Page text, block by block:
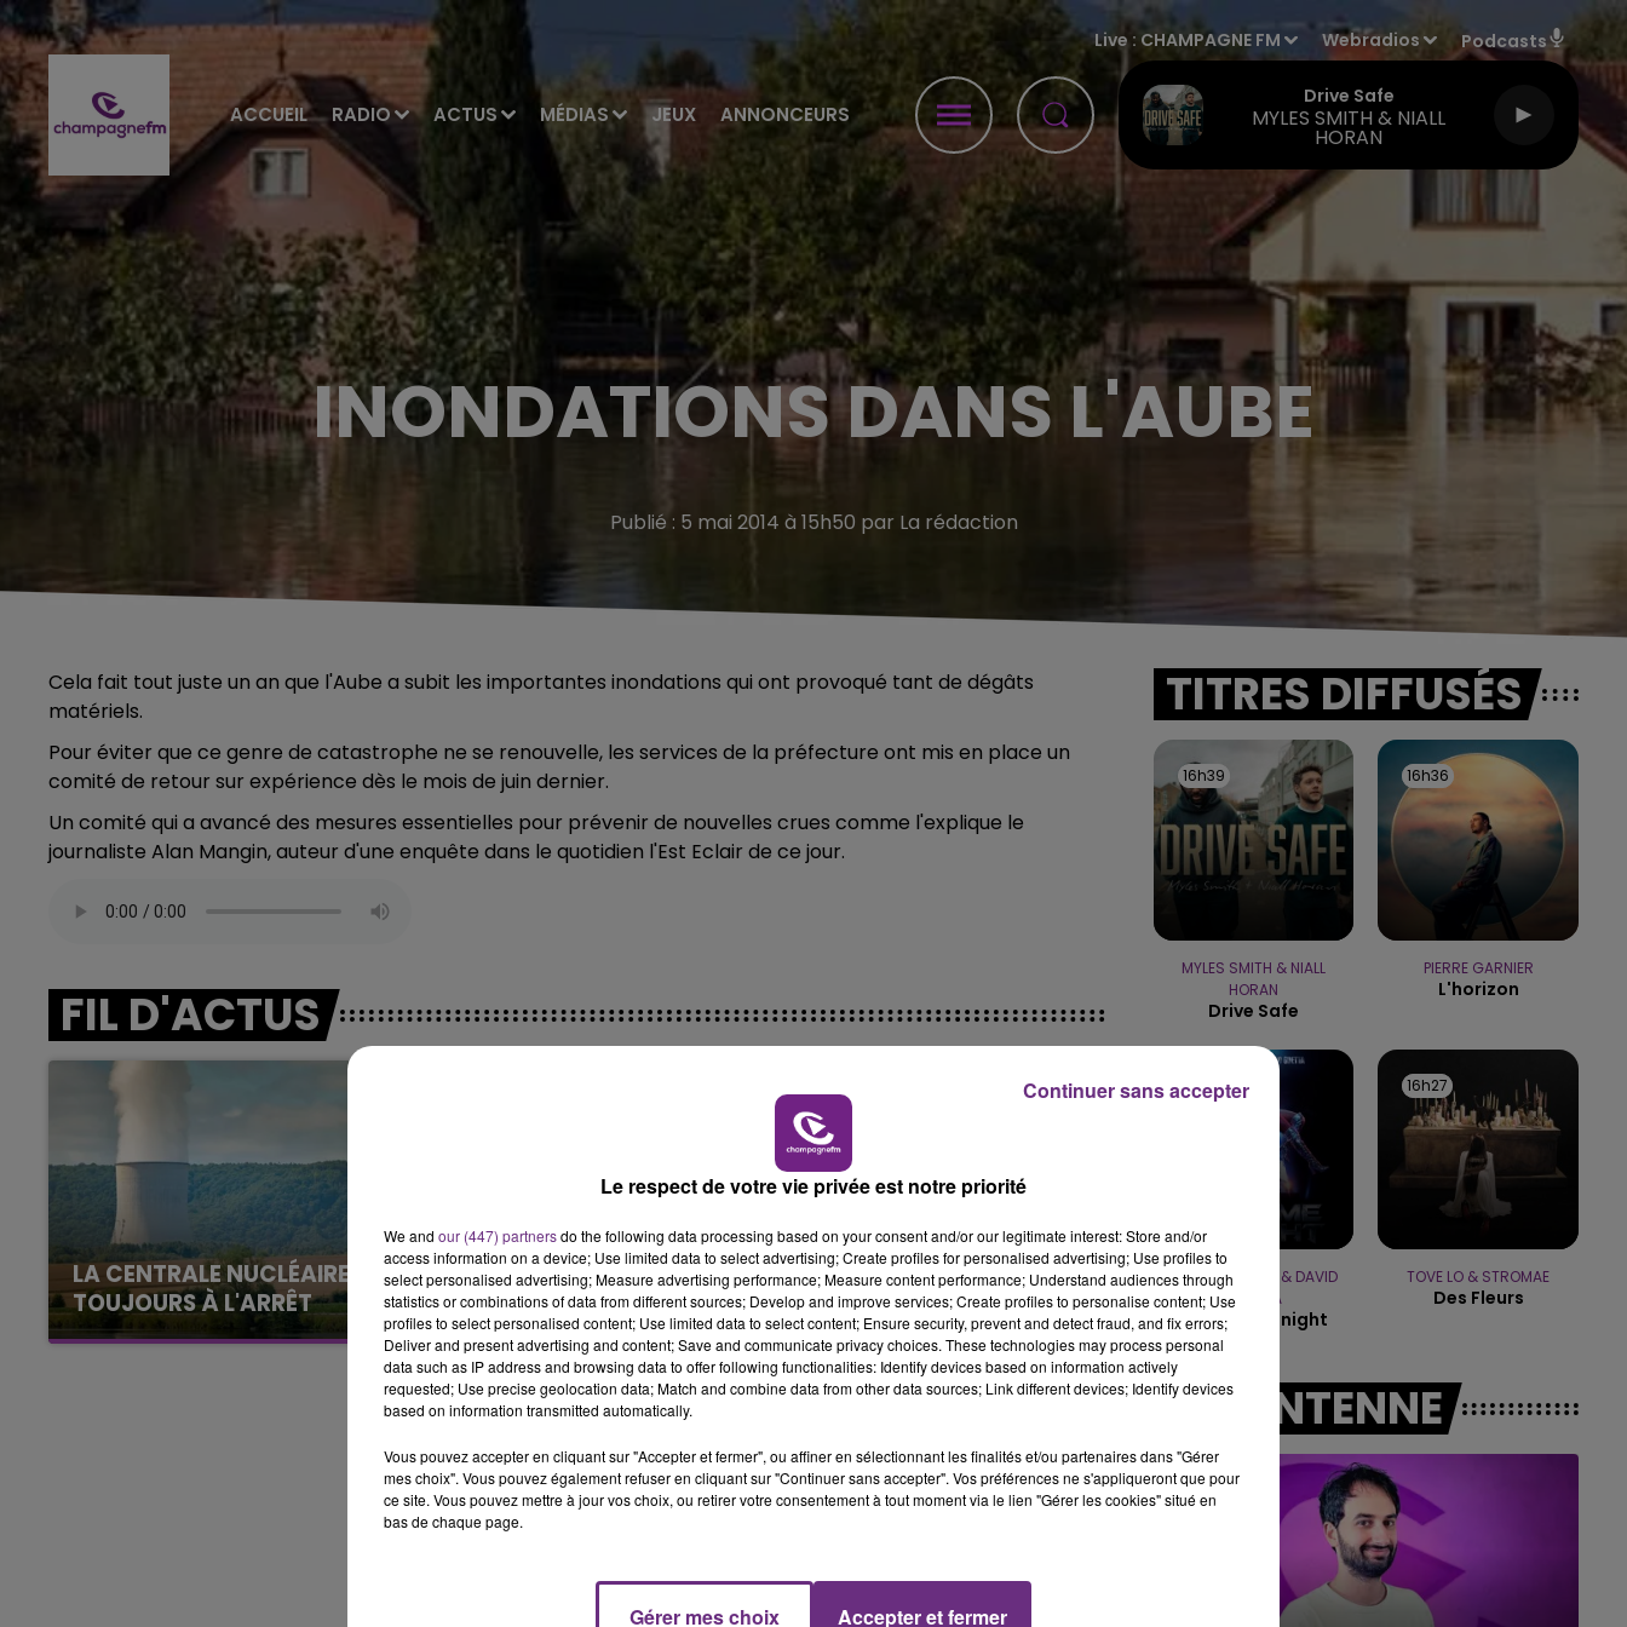
ACCUEIL RADIO ACTUS MÉDIAS JEUX ANNONCEURS
Live : CHAMPAGNE FM Webradios Podcasts
Drive Safe
MYLES SMITH & NIALL
HORAN
LE WEEK-END CHAMPAGNE FM
7h00 - 12h00
LE WEEK-END CHAMPAGNE FM
16h00 - 20h00
LE WEEK-END CHAMPAGNE FM
INONDATIONS DANS L'AUBE
Publié : 5 mai 2014 à 15h50 par La rédaction
Cela fait tout juste un an que l'Aube a subit les importantes inondations qui ont provoqué tant de dégâts
matériels.
Pour éviter que ce genre de catastrophe ne se renouvelle, les services de la préfecture ont mis en place un
comité de retour sur expérience dès le mois de juin dernier.
Un comité qui a avancé des mesures essentielles pour prévenir de nouvelles crues comme l'explique le
journaliste Alan Mangin, auteur d'une enquête dans le quotidien l'Est Eclair de ce jour.
FIL D'ACTUS
LA CENTRALE NUCLÉAIRE DE CHOOZ
TOUJOURS À L'ARRÊT
Cela fait déjà une semaine que la centrale
nucléaire ardennaise est à l'arrêt. Une situation
justifiée par la sécheresse intense qui est
LE MAGASIN JOUÉCLUB DE REIMS FERME
SES PORTES
C'était l'une des institutions du centre-ville
rémois. Le magasin JouéClub est contraint de
fermer ses portes.
TITRES DIFFUSÉS
16h39
16h39
MYLES SMITH & NIALL
HORAN
Drive Safe
16h36
16h36
PIERRE GARNIER
L'horizon
16h33
16h33
JENNIFER LOPEZ & DAVID
GUETTA
Save Me Tonight
16h27
16h27
TOVE LO & STROMAE
Des Fleurs
A L'ANTENNE
Le respect de votre vie privée est notre priorité
We and our (447) partnersdo the following data processing based on your consent and/or our legitimate interest: Store and/or
access information on a device; Use limited data to select advertising; Create profiles for personalised advertising; Use profiles to
select personalised advertising; Measure advertising performance; Measure content performance; Understand audiences through
statistics or combinations of data from different sources; Develop and improve services; Create profiles to personalise content; Use
profiles to select personalised content; Use limited data to select content; Ensure security, prevent and detect fraud, and fix errors;
Deliver and present advertising and content; Save and communicate privacy choices. These technologies may process personal
data such as IP address and browsing data to offer following functionalities: Identify devices based on information actively
requested; Use precise geolocation data; Match and combine data from other data sources; Link different devices; Identify devices
based on information transmitted automatically.
Vous pouvez accepter en cliquant sur "Accepter et fermer", ou affiner en sélectionnant les finalités et/ou partenaires dans "Gérer
mes choix". Vous pouvez également refuser en cliquant sur "Continuer sans accepter". Vos préférences ne s'appliqueront que pour
ce site. Vous pouvez mettre à jour vos choix, ou retirer votre consentement à tout moment via le lien "Gérer les cookies" situé en
bas de chaque page.
Gérer mes choix Accepter et fermer
Continuer sans accepter